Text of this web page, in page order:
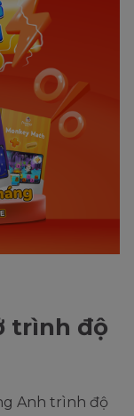
trình độ
Anh trình độ